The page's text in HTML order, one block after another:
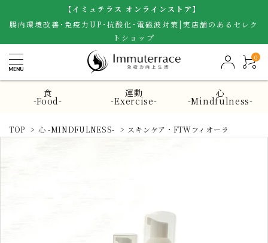
【イミュテラス オンラインストア】
腸内環境改善･免疫力UP･抗酸化･電磁波対策|実店舗のあるセレク
トショップ
0
食
-Food-
運動
-Exercise-
心
-Mindfulness-
TOP > 心 -MINDFULNESS- > スキンケア・FTWフィオーラ